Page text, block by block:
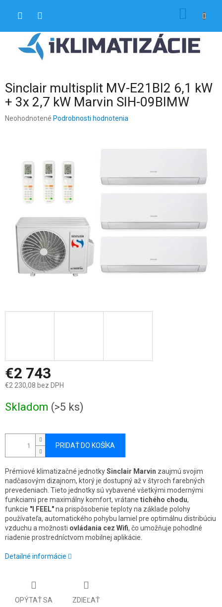
Sinclair multisplit MV-E21BI2 6,1 kW
+ 3x 2,7 kW Marvin SIH-09BIMW
Priemerné
hviezdičiek.
Neohodnotené Podrobnosti hodnotenia
€2 743
€2 230,08 bez DPH
cena:
Skladom (>5 ks)
PRIDAŤ DO KOŠÍKA
Prémiové klimatizačné jednotkySinclair Marvin zaujmú svojim
nadčasovým dizajnom, ktorý je dostupný až v štyroch farebných
prevedeniach. Tieto jednotky sú vybavené všetkými modernými
funkciami pre maximálny komfort, vrátane tichého chodu,
funkcie "I FEEL"na prispôsobenie teploty na základe polohy
používateľa, automatického pohybu lamiel pre optimálnu distribúciu
vzduchu a možnosti ovládania cez Wifi, čo umožňuje pohodlné
riadenie prostredníctvom mobilnej aplikácie.
Detailné informácie
OPÝTAŤ SA ZDIEĽAŤ